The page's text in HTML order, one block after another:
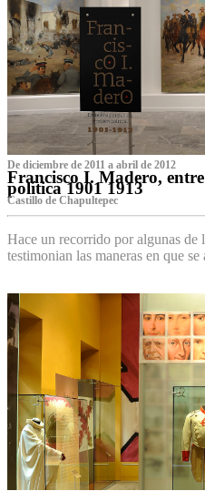
De diciembre de 2011 a abril de 2012
Francisco I. Madero,
política 1901 1913
Castillo de Chapultepec
Hace un recorrido por algunas de
testimonian las maneras en que